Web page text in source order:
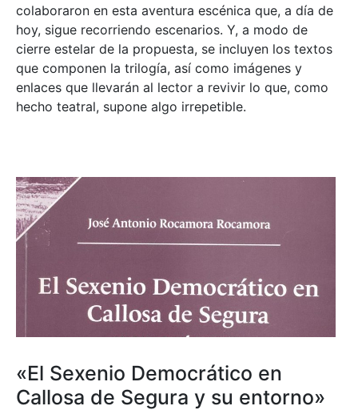
colaboraron en esta aventura escénica que, a día de
hoy, sigue recorriendo escenarios. Y, a modo de
cierre estelar de la propuesta, se incluyen los textos
que componen la trilogía, así como imágenes y
enlaces que llevarán al lector a revivir lo que, como
hecho teatral, supone algo irrepetible.
«El Sexenio Democrático en
Callosa de Segura y su entorno»